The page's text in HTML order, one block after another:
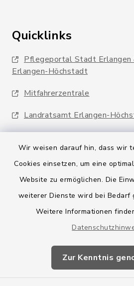
Wir weisen darauf hin, dass wir
Cookies einsetzen, um eine
Website zu ermöglichen. Die
weiterer Dienste wird bei Bedarf
Weitere Informationen
Zur Kenntnis
Quicklinks
Pflegeportal Stadt Erlangen
Erlangen-Höchstadt
Mitfahrerzentrale
Landratsamt Erlangen-